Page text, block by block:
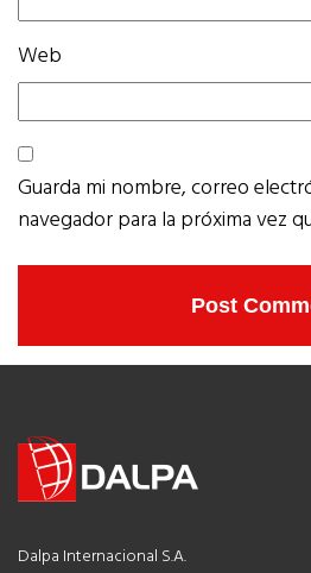
Web
Guarda mi nombre, correo
navegador para la próxima vez
Dalpa Internacional S.A.